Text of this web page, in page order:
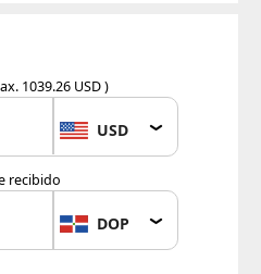
1039.26 USD )
USD
recibido
DOP